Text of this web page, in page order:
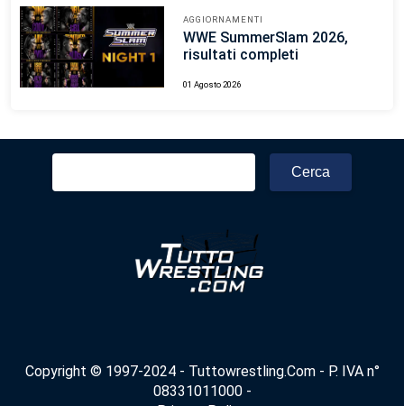
AGGIORNAMENTI
WWE SummerSlam 2026,
risultati completi
01 Agosto 2026
Ricerca
Copyright © 1997-2024 - Tuttowrestling.Com - P. IVA n°
08331011000 -